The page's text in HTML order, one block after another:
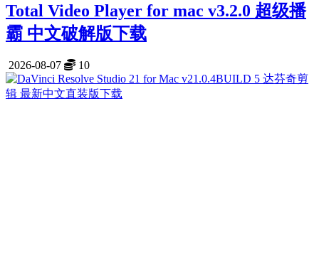
Total Video Player for mac v3.2.0 超级播
霸 中文破解版下载
2026-08-07 10